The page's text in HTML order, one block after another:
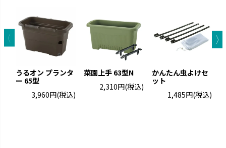
グレーニー
ペイントした手作りの風合いで
す。
クロレラの恵み
クロレラの効果で植物の生長を
サポートします。
うるオン プランタ
ー 65型
3,960円(税込)
菜園上手 63型N
2,310円(税込)
かんたん虫よけセ
ット
1,485円(税込)